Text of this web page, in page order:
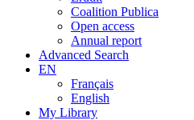
Coalition Publica
Open access
Annual report
Advanced Search
EN
Français
English
My Library